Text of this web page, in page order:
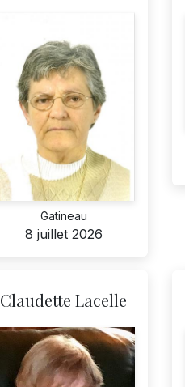
Gatineau
8 juillet 2026
Claudette Lacelle